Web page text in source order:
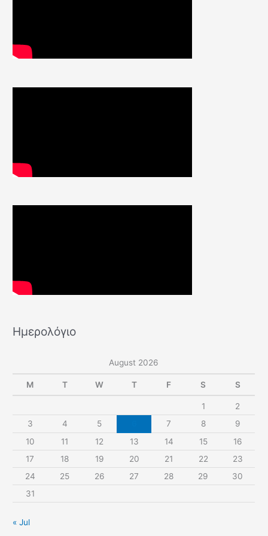
Ημερολόγιο
August 2026
M T W T F S S
1
2
3
4 5 7 8
9
10
11 12 13 14 15
16
17
18 19 20 21 22
23
24
25 26 27 28 29
30
31
« Jul